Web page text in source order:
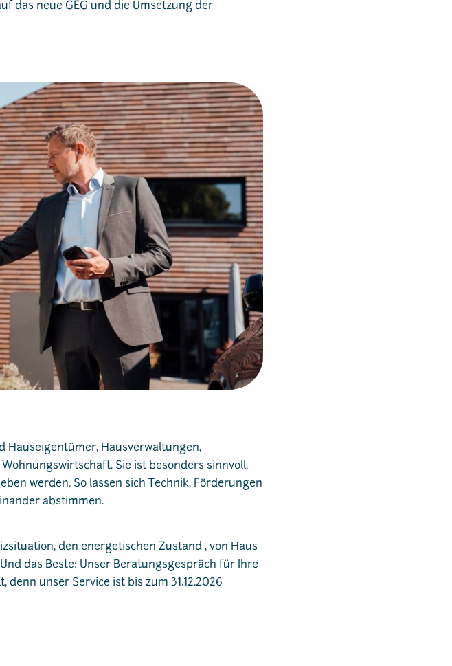
das neue GEG und die Umsetzung der
Hauseigentümer, Hausverwaltungen,
Sie ist besonders sinnvoll,
werden. So lassen sich Technik, Förderungen
abstimmen.
den energetischen Zustand , von Haus
das Beste: Unser Beratungsgespräch für Ihre
unser Service ist bis zum 31.12.2026